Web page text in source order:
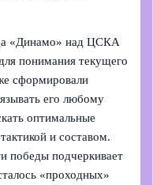
«Динамо» над ЦСКА
понимания текущего
сформировали
его любому
оптимальные
и составом.
победы подчеркивает
«проходных»